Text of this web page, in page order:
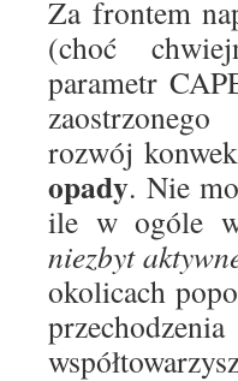
Za frontem
(choć
parametr
rozwój
opady. Nie
ile w ogóle
niezbyt
okolicach